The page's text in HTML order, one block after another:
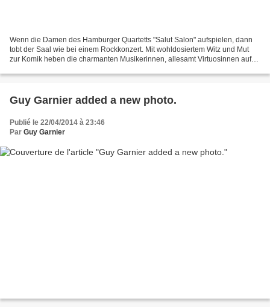
Wenn die Damen des Hamburger Quartetts "Salut Salon" aufspielen, dann
tobt der Saal wie bei einem Rockkonzert. Mit wohldosiertem Witz und Mut
zur Komik heben die charmanten Musikerinnen, allesamt Virtuosinnen auf
Guy Garnier added a new photo.
Publié le 22/04/2014 à 23:46
Par Guy Garnier